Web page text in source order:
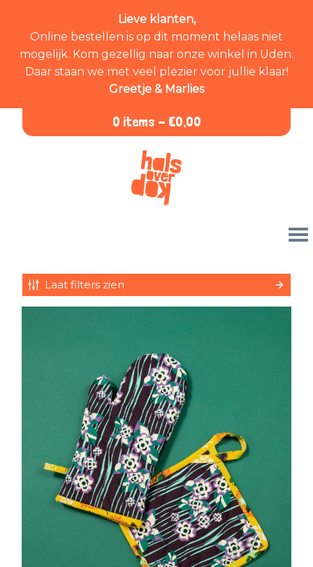
Lieve klanten,
Online bestellen is op dit moment helaas niet
mogelijk. Kom gezellig naar onze winkel in Uden.
Daar staan we met veel plezier voor jullie klaar!
Greetje & Marlies
0 items - €0,00
Laat filters zien